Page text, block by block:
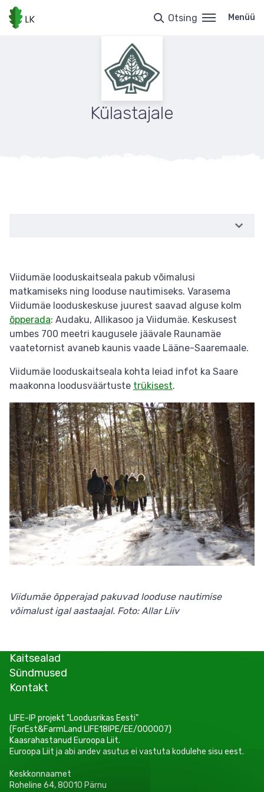
Liigu
edasi
põhisisu
Otsing Menüü
Külastajale
Viidumäe looduskaitseala pakub võimalusi
matkamiseks ning looduse nautimiseks. Varasema
Viidumäe looduskeskuse juurest saavad alguse kolm
õpperada: Audaku, Allikasoo ja Viidumäe. Keskusest
umbes 700 meetri kaugusele jäävale Raunamäe
vaatetornist avaneb kaunis vaade Lääne-Saaremaale.
Viidumäe looduskaitseala kohta leiad infot ka Saare
maakonna loodusväärtuste trükisest.
Viidumäe õpperajad pakuvad looduse nautimise
võimalust igal aastaajal. Foto: Allar Liiv
Kaitsealad
Sündmused
Kontakt
LIFE-IP projekt "Loodusrikas Eesti"
(ForEst&FarmLand LIFE18IPE/EE/000007)
Kaasrahastanud Euroopa Liit.
Euroopa Liit ja abi andev asutus ei vastuta kodulehe sisu eest.
Keskkonnaamet
Roheline 64, 80010 Pärnu